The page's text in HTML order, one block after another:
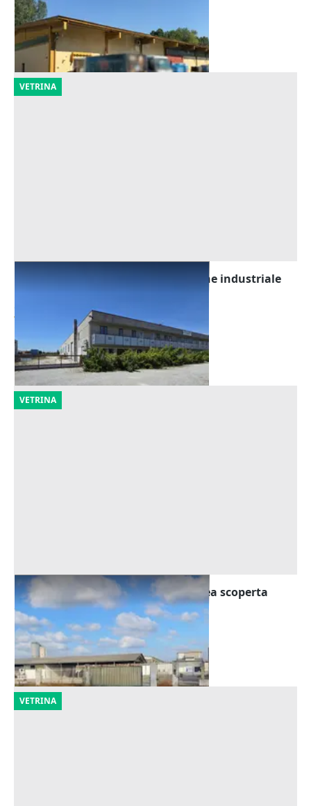
Castelverde (Cremona)
360.000 €
23/09/2026
VETRINA
Asta Tribunale di Udine - Capannone industriale
con beni mobili
(Udine)
711.735 €
02/10/2026
VETRINA
Asta Complesso industriale con area scoperta
Pizzighettone (Cremona)
Offerta minima
560.000 €
23/09/2026
VETRINA